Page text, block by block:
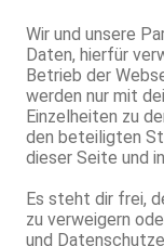
Wir und unsere
Daten, hierfür
Betrieb der
werden nur mit
Einzelheiten zu
den beteiligten
dieser Seite und
Es steht dir frei,
zu verweigern
und
Haare:
Augen:
Haut:
Sprachen: